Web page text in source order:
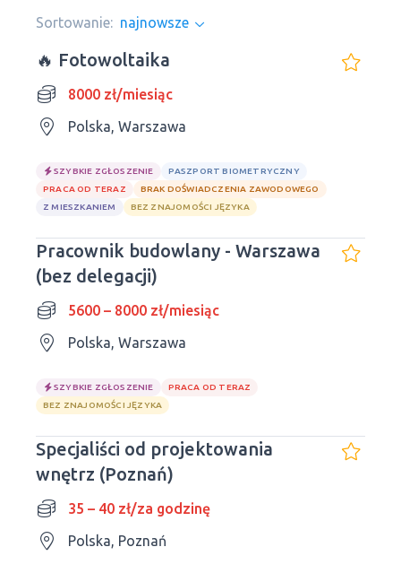
Sortowanie: najnowsze
🔥 Fotowoltaika
8000 zł/miesiąc
Polska, Warszawa
SZYBKIE ZGŁOSZENIE
PASZPORT BIOMETRYCZNY
PRACA OD TERAZ
BRAK DOŚWIADCZENIA ZAWODOWEGO
Z MIESZKANIEM
BEZ ZNAJOMOŚCI JĘZYKA
Pracownik budowlany - Warszawa
(bez delegacji)
5600 – 8000 zł/miesiąc
Polska, Warszawa
SZYBKIE ZGŁOSZENIE
PRACA OD TERAZ
BEZ ZNAJOMOŚCI JĘZYKA
Specjaliści od projektowania
wnętrz (Poznań)
35 – 40 zł/za godzinę
Polska, Poznań